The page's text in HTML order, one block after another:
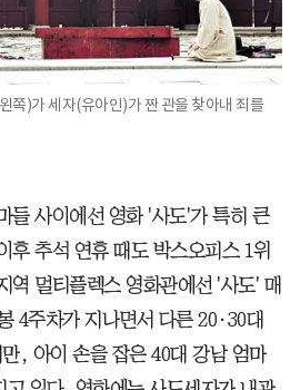
쪽)가 세자(유아인)가 짠 관을 찾아내 죄를
들 사이에선 영화 '사도'가 특히 큰
후 추석 연휴 때도 박스오피스 1위
역 멀티플렉스 영화관에선 '사도' 매
4주차가 지나면서 다른 20·30대
, 아이 손을 잡은 40대 강남 엄마